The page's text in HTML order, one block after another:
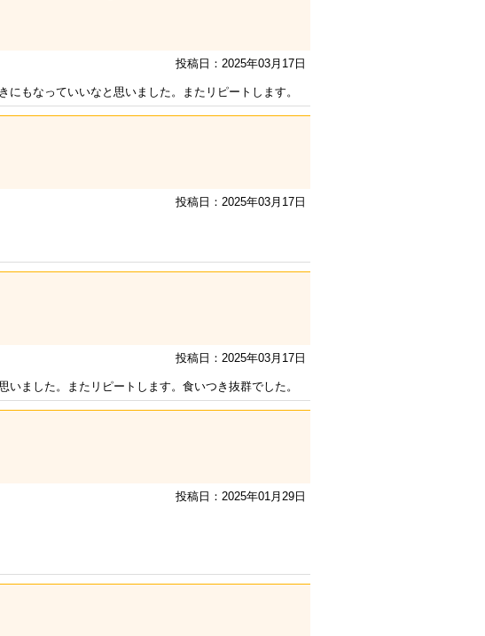
投稿日：2025年03月17日
もなっていいなと思いました。またリピートします。
投稿日：2025年03月17日
投稿日：2025年03月17日
ました。またリピートします。食いつき抜群でした。
投稿日：2025年01月29日